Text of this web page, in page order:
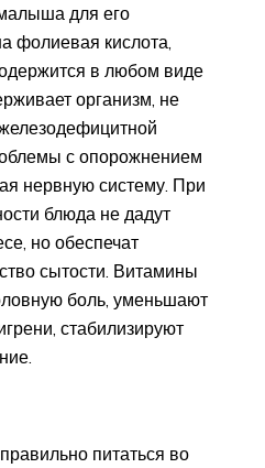
для его
фолиевая кислота,
в любом виде
организм, не
с опорожнением
нервную систему. При
блюда не дадут
но обеспечат
сытости. Витамины
боль, уменьшают
стабилизируют
питаться во